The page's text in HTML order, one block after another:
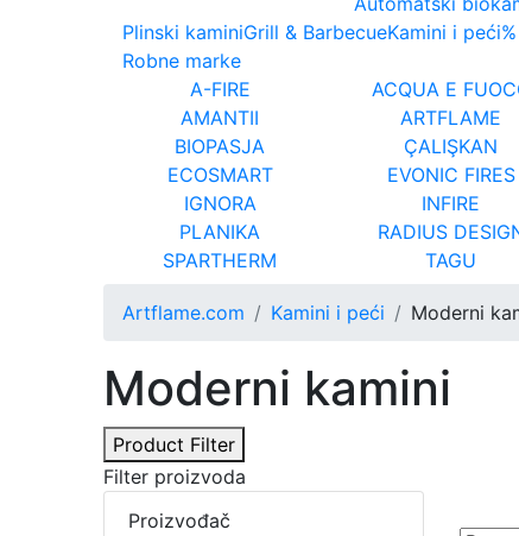
Plinski kaminiGrill & BarbecueKamini i peći
Robne marke
A-FIRE
ACQUA E
AMANTII
ARTFLAME
BIOPASJA
ÇALIŞKAN
ECOSMART
EVONIC FIRES
IGNORA
INFIRE
PLANIKA
RADIUS
SPARTHERM
TAGU
Artflame.com Kamini i peći Moderni
Moderni kamini
Product Filter
Filter proizvoda
Proizvođač